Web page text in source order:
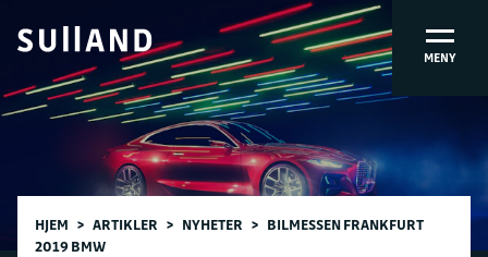
MENY
HJEM > ARTIKLER > NYHETER > BILMESSEN FRANKFURT
2019 BMW